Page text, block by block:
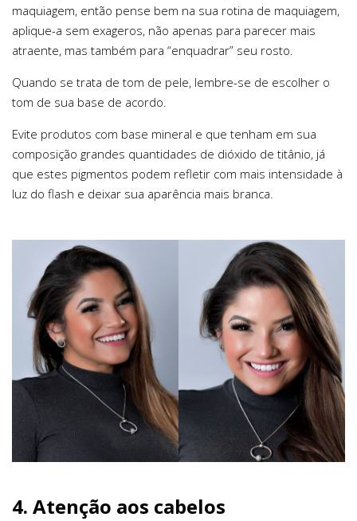
maquiagem, então pense bem na sua rotina de maquiagem,
aplique-a sem exageros, não apenas para parecer mais
atraente, mas também para “enquadrar” seu rosto.
Quando se trata de tom de pele, lembre-se de escolher o
tom de sua base de acordo.
Evite produtos com base mineral e que tenham em sua
composição grandes quantidades de dióxido de titânio, já
que estes pigmentos podem refletir com mais intensidade à
luz do flash e deixar sua aparência mais branca.
4. Atenção aos cabelos